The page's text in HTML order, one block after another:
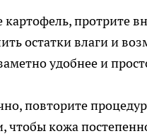
картофель, протрите
остатки влаги и
удобнее и
повторите
чтобы кожа